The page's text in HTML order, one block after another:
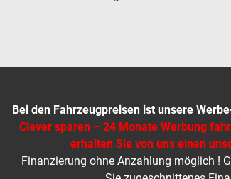
Bei den Fahrzeugpreisen ist unsere
Clever sparen – 24 Monate Werbung
erhalten Sie von uns einen
Finanzierung ohne Anzahlung möglich !